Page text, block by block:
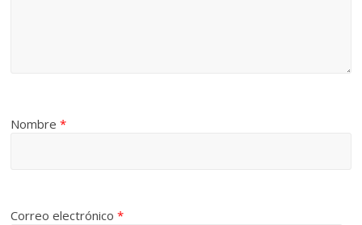
Nombre*
Correo electrónico*